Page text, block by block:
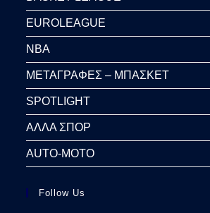
EUROLEAGUE
NBA
ΜΕΤΑΓΡΑΦΕΣ – ΜΠΑΣΚΕΤ
SPOTLIGHT
ΑΛΛΑ ΣΠΟΡ
AUTO-MOTO
Follow Us